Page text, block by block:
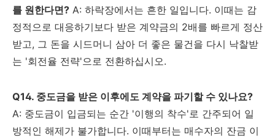
를 원한다면? A: 하락장에서는 흔한 일입니다. 이때는 감
정적으로 대응하기보다 받은 계약금의 2배를 빠르게 정산
받고, 그 돈을 시드머니 삼아 더 좋은 물건을 다시 낙찰받
는 '회전율 전략'으로 전환하십시오.
Q14. 중도금을 받은 이후에도 계약을 파기할 수 있나요?
A: 중도금이 입금되는 순간 '이행의 착수'로 간주되어 일
방적인 해제가 불가합니다. 이때부터는 매수자의 잔금 이